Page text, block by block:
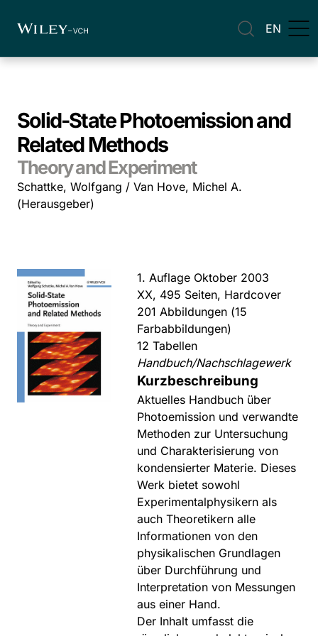
EN
Solid-State Photoemission and
Related Methods
Theory and Experiment
Schattke, Wolfgang / Van Hove, Michel A.
(Herausgeber)
1. Auflage Oktober 2003
XX, 495 Seiten, Hardcover
201 Abbildungen (15
Farbabbildungen)
12 Tabellen
Handbuch/Nachschlagewerk
Kurzbeschreibung
Aktuelles Handbuch über
Photoemission und verwandte
Methoden zur Untersuchung
und Charakterisierung von
kondensierter Materie. Dieses
Werk bietet sowohl
Experimentalphysikern als
auch Theoretikern alle
Informationen von den
physikalischen Grundlagen
über Durchführung und
Interpretation von Messungen
aus einer Hand.
Der Inhalt umfasst die